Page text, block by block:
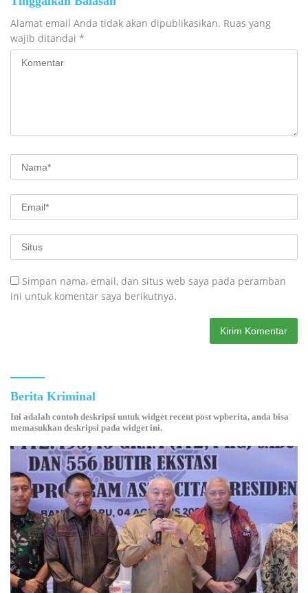
Alamat email Anda tidak akan dipublikasikan. Ruas yang
wajib ditandai *
Simpan nama, email, dan situs web saya pada peramban
ini untuk komentar saya berikutnya.
Berita Kriminal
Ini adalah contoh deskripsi untuk widget recent post wpberita, anda bisa
memasukkan deskripsi pada widget ini.